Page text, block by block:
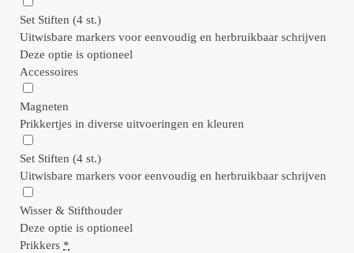
Set Stiften (4 st.)
Uitwisbare markers voor eenvoudig en herbruikbaar schrijven
Deze optie is optioneel
Accessoires
Magneten
Prikkertjes in diverse uitvoeringen en kleuren
Set Stiften (4 st.)
Uitwisbare markers voor eenvoudig en herbruikbaar schrijven
Wisser & Stifthouder
Deze optie is optioneel
Prikkers *